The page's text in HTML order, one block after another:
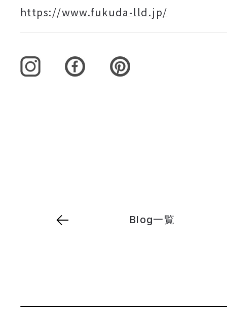
https://www.fukuda-lld.jp/
Blog一覧